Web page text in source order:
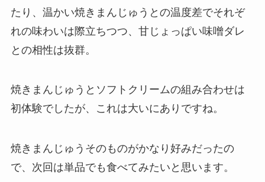
たり、温かい焼きまんじゅうとの温度差でそれぞ
れの味わいは際立ちつつ、甘じょっぱい味噌ダレ
との相性は抜群。
焼きまんじゅうとソフトクリームの組み合わせは
初体験でしたが、これは大いにありですね。
焼きまんじゅうそのものがかなり好みだったの
で、次回は単品でも食べてみたいと思います。